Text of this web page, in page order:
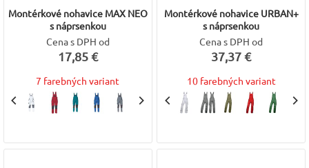
Montérkové nohavice MAX NEO
s náprsenkou
Cena s DPH od
17,85 €
7 farebných variant
Montérkové nohavice URBAN+
s náprsenkou
Cena s DPH od
37,37 €
10 farebných variant